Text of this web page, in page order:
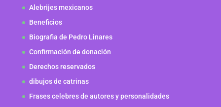
Alebrijes mexicanos
Beneficios
Biografia de Pedro Linares
Confirmación de donación
Derechos reservados
dibujos de catrinas
Frases celebres de autores y personalidades